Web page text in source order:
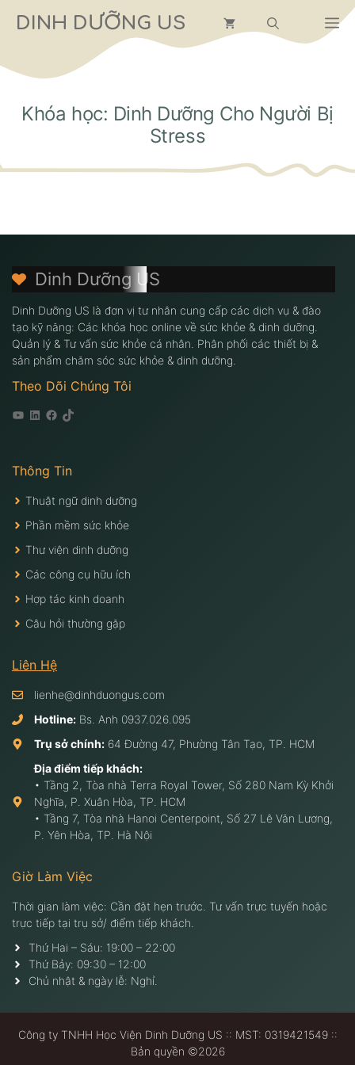
đến
dung
DINH DƯỠNG US
Khóa học: Dinh Dưỡng Cho Người Bị
Stress
Dinh Dưỡng US
Dinh Dưỡng US là đơn vị tư nhân cung cấp các dịch vụ & đào
tạo kỹ năng: Các khóa học online về sức khỏe & dinh dưỡng.
Quản lý & Tư vấn sức khỏe cá nhân. Phân phối các thiết bị &
sản phẩm chăm sóc sức khỏe & dinh dưỡng.
Theo Dõi Chúng Tôi
Youtube
Linkedin
Facebook
Tiktok
Thông Tin
Thuật ngữ dinh dưỡng
Phần mềm sức khỏe
Thư viện dinh dưỡng
Các công cụ hữu ích
Hợp tác kinh doanh
Câu hỏi thường gặp
Liên Hệ
lienhe@dinhduongus.com
Hotline: Bs. Anh 0937.026.095
Trụ sở chính: 64 Đường 47, Phường Tân Tạo, TP. HCM
Địa điểm tiếp khách:
• Tầng 2, Tòa nhà Terra Royal Tower, Số 280 Nam Kỳ Khởi
Nghĩa, P. Xuân Hòa, TP. HCM
• Tầng 7, Tòa nhà Hanoi Centerpoint, Số 27 Lê Văn Lương,
P. Yên Hòa, TP. Hà Nội
Giờ Làm Việc
Thời gian làm việc: Cần đặt hẹn trước. Tư vấn trực tuyến hoặc
trực tiếp tại trụ sở/ điểm tiếp khách.
Thứ Hai – Sáu: 19:00 – 22:00
Thứ Bảy: 09:30 – 12:00
Chủ nhật & ngày lễ: Nghỉ.
Công ty TNHH Học Viện Dinh Dưỡng US :: MST: 0319421549 ::
Bản quyền ©2026